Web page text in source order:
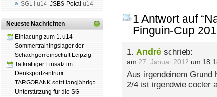
SGL I
u14 JSBS-Pokal u14
Neueste Nachrichten
Einladung zum 1. u14-
Sommertrainingslager der
Schachgemeinschaft Leipzig
Tatkräftiger Einsatz im
Denksportzentrum:
TARGOBANK setzt langjährige
Unterstützung für die SG
1 Antwort auf
Pinguin-Cup
1. André schrieb:
am 27. Januar 2012 um
Aus irgendeinem Grund
2/4 ist irgendwie cooler